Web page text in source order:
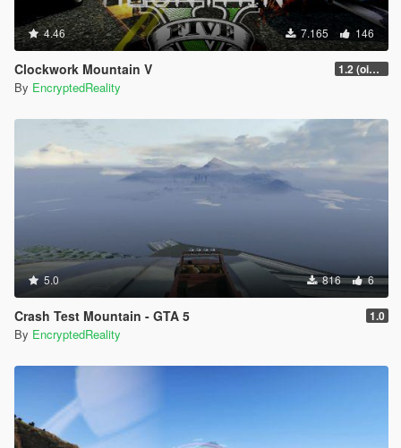
4.46 7.165 146
Clockwork Mountain V 1.2 (oi3 edition)
By EncryptedReality
5.0 816 6
Crash Test Mountain - GTA 5 1.0
By EncryptedReality